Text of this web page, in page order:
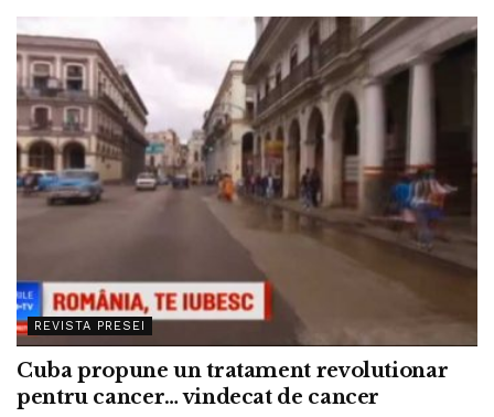
REVISTA PRESEI
Cuba propune un tratament revolutionar
pentru cancer… vindecat de cancer